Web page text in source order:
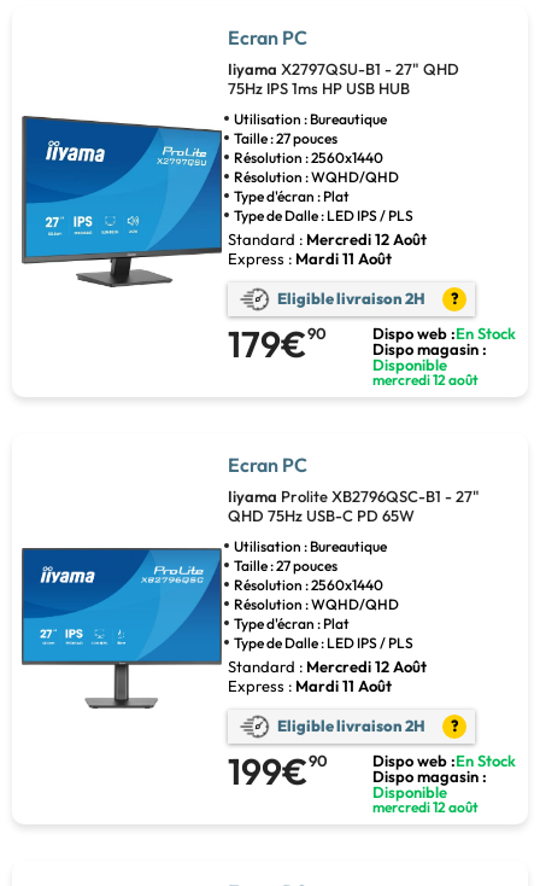
Ecran PC
Iiyama X2797QSU-B1 - 27" QHD
75Hz IPS 1ms HP USB HUB
Utilisation : Bureautique
Taille : 27 pouces
Résolution : 2560x1440
Résolution : WQHD/QHD
Type d'écran : Plat
Type de Dalle : LED IPS / PLS
Standard : Mercredi 12 Août
Express : Mardi 11 Août
Eligible livraison 2H ?
179€90 Dispo web :En Stock
Dispo magasin :
Disponible
mercredi 12 août
Ecran PC
Iiyama Prolite XB2796QSC-B1 - 27"
QHD 75Hz USB-C PD 65W
Utilisation : Bureautique
Taille : 27 pouces
Résolution : 2560x1440
Résolution : WQHD/QHD
Type d'écran : Plat
Type de Dalle : LED IPS / PLS
Standard : Mercredi 12 Août
Express : Mardi 11 Août
Eligible livraison 2H ?
199€90 Dispo web :En Stock
Dispo magasin :
Disponible
mercredi 12 août